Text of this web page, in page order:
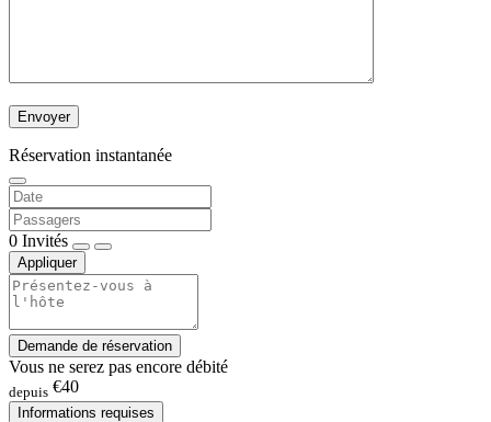
Réservation instantanée
0 Invités
Appliquer
Demande de réservation
Vous ne serez pas encore débité
depuis €40
Informations requises